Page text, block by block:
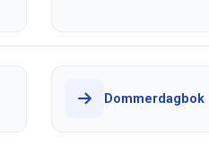
Dommerdagbok